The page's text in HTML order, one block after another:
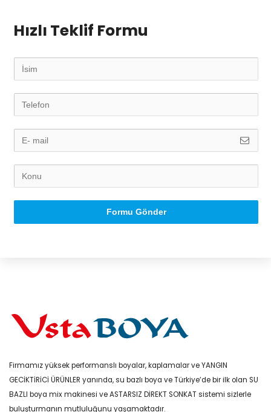
Hızlı Teklif Formu
Formu Gönder
Firmamız yüksek performanslı boyalar, kaplamalar ve YANGIN
GECİKTİRİCİ ÜRÜNLER yanında, su bazlı boya ve Türkiye’de bir ilk olan SU
BAZLI boya mix makinesi ve ASTARSIZ DİREKT SONKAT sistemi sizlerle
buluşturmanın mutluluğunu yaşamaktadır.